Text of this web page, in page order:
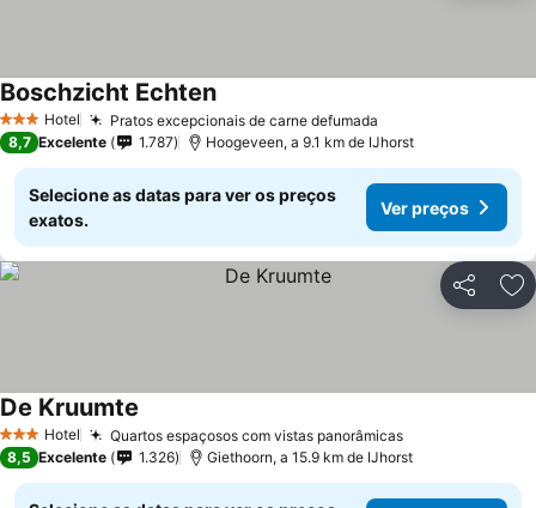
3 EstrelasHotel Pratos excepcionais de carne defumada
Boschzicht Echten
8,7 Excelente 1.787 Hoogeveen, a 9.1 km de IJhorst
Selecione as datas para ver os preços
exatos.
Ver preços
Partilhar
3 EstrelasHotel Quartos espaçosos com vistas panorâmicas
De Kruumte
8,5 Excelente 1.326 Giethoorn, a 15.9 km de IJhorst